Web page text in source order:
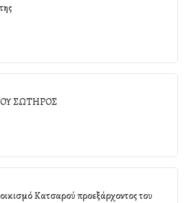
ΣΩΤΗΡΟΣ
Κατσαρού προεξάρχοντος του